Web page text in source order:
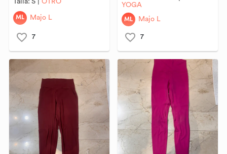
Talla:S OTRO
ML Majo L
7
YOGA
ML Majo L
7